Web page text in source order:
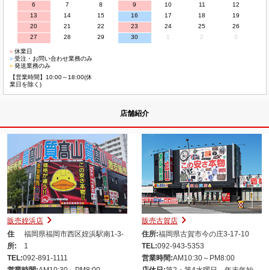
6
7 8 9 10 11
12
13
14 15 16 17 18
19
20
21 22 23 24 25
26
27
28 29 30 1 2 3
■休業日
■受注・お問い合わせ業務のみ
■発送業務のみ
【営業時間】10:00～18:00(休
業日を除く)
店舗紹介
販売姪浜店
住
所:
福岡県福岡市西区姪浜駅南1-3-
1
TEL:092-891-1111
販売古賀店
住所:福岡県古賀市今の庄3-17-10
TEL:092-943-5353
営業時間:AM10:30～PM8:00